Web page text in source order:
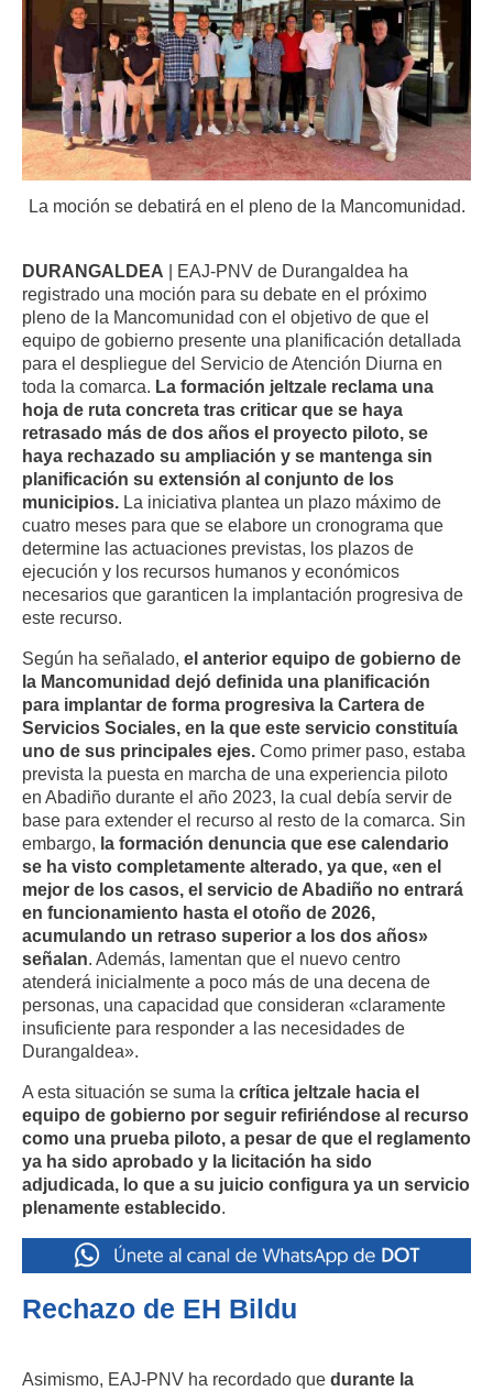
La moción se debatirá en el pleno de la Mancomunidad.
DURANGALDEA | EAJ-PNV de Durangaldea ha
registrado una moción para su debate en el próximo
pleno de la Mancomunidad con el objetivo de que el
equipo de gobierno presente una planificación detallada
para el despliegue del Servicio de Atención Diurna en
toda la comarca. La formación jeltzale reclama una
hoja de ruta concreta tras criticar que se haya
retrasado más de dos años el proyecto piloto, se
haya rechazado su ampliación y se mantenga sin
planificación su extensión al conjunto de los
municipios. La iniciativa plantea un plazo máximo de
cuatro meses para que se elabore un cronograma que
determine las actuaciones previstas, los plazos de
ejecución y los recursos humanos y económicos
necesarios que garanticen la implantación progresiva de
este recurso.
Según ha señalado, el anterior equipo de gobierno de
la Mancomunidad dejó definida una planificación
para implantar de forma progresiva la Cartera de
Servicios Sociales, en la que este servicio constituía
uno de sus principales ejes. Como primer paso, estaba
prevista la puesta en marcha de una experiencia piloto
en Abadiño durante el año 2023, la cual debía servir de
base para extender el recurso al resto de la comarca. Sin
embargo, la formación denuncia que ese calendario
se ha visto completamente alterado, ya que, «en el
mejor de los casos, el servicio de Abadiño no entrará
en funcionamiento hasta el otoño de 2026,
acumulando un retraso superior a los dos años»
señalan. Además, lamentan que el nuevo centro
atenderá inicialmente a poco más de una decena de
personas, una capacidad que consideran «claramente
insuficiente para responder a las necesidades de
Durangaldea».
A esta situación se suma la crítica jeltzale hacia el
equipo de gobierno por seguir refiriéndose al recurso
como una prueba piloto, a pesar de que el reglamento
ya ha sido aprobado y la licitación ha sido
adjudicada, lo que a su juicio configura ya un servicio
plenamente establecido.
Rechazo de EH Bildu
Asimismo, EAJ-PNV ha recordado que durante la